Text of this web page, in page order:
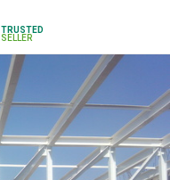
TRUSTED
SELLER